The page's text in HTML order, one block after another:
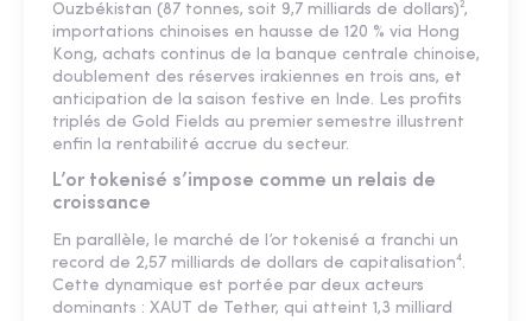
Ouzbékistan (87 tonnes, soit 9,7 milliards de dollars)²,
importations chinoises en hausse de 120 % via Hong
Kong, achats continus de la banque centrale chinoise,
doublement des réserves irakiennes en trois ans, et
anticipation de la saison festive en Inde. Les profits
triplés de Gold Fields au premier semestre illustrent
enfin la rentabilité accrue du secteur.
L’or tokenisé s’impose comme un relais de
croissance
En parallèle, le marché de l’or tokenisé a franchi un
record de 2,57 milliards de dollars de capitalisation⁴.
Cette dynamique est portée par deux acteurs
dominants : XAUT de Tether, qui atteint 1,3 milliard